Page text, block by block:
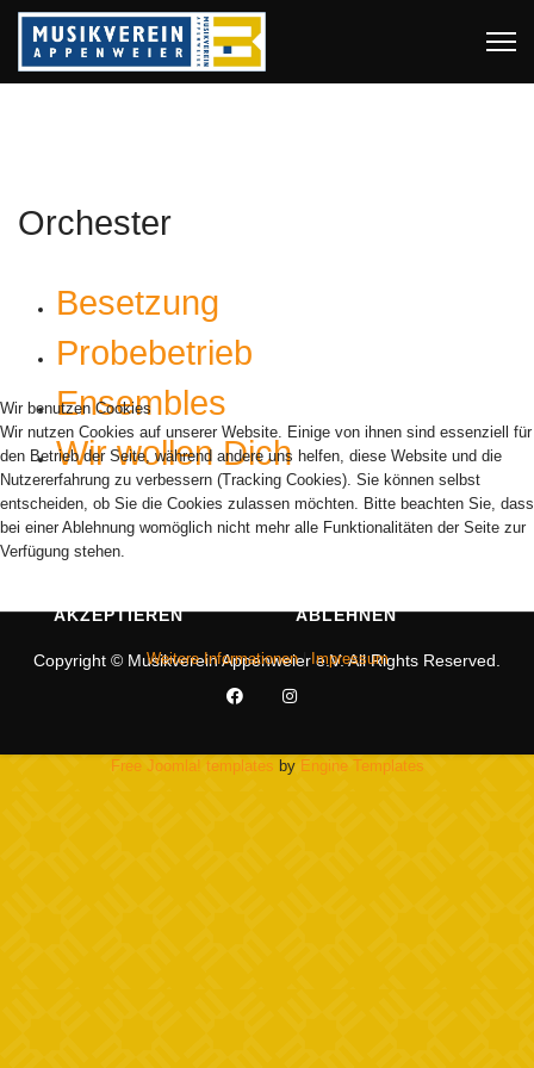
Orchester
Besetzung
Probebetrieb
Ensembles
Wir wollen Dich
Copyright © Musikverein Appenweier e.V. All Rights Reserved.
Free Joomla! templates by Engine Templates
Wir benutzen Cookies
Wir nutzen Cookies auf unserer Website. Einige von ihnen sind essenziell für
den Betrieb der Seite, während andere uns helfen, diese Website und die
Nutzererfahrung zu verbessern (Tracking Cookies). Sie können selbst
entscheiden, ob Sie die Cookies zulassen möchten. Bitte beachten Sie, dass
bei einer Ablehnung womöglich nicht mehr alle Funktionalitäten der Seite zur
Verfügung stehen.
AKZEPTIEREN ABLEHNEN
Weitere Informationen|Impressum